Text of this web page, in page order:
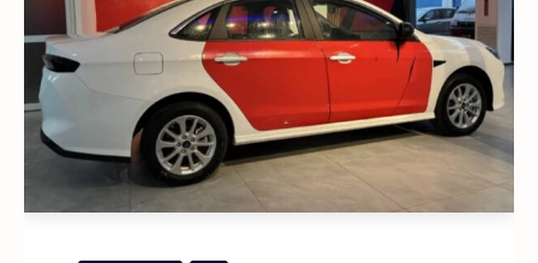
Prosuma et Yango Food : un partenariat qui
impacte le marché du travail ivoirien
La Rédaction 10 mai 2026
Le partenariat entre Prosuma et Yango
Food promet de transformer le commerce
ivoirien en stimulant l’emploi local,
digitalisant les métiers de la livraison et
structurant une chaîne logistique moderne